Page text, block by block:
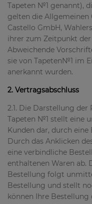
Tapeten №1 genannt),
gelten die Allgemeinen
Castello GmbH,
ihrer zum Zeitpunkt
Abweichende
sie von Tapeten№1 im
anerkannt wurden.
2. Vertragsabschluss
2.1. Die Darstellung
Tapeten №1 stellt eine
Kunden dar, durch
Durch das Anklicken
eine verbindliche
enthaltenen Waren ab.
Bestellung folgt
Bestellung und stellt
können Ihre Bestellung